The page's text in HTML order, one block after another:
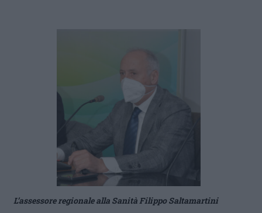
L’assessore regionale alla Sanità Filippo Saltamartini